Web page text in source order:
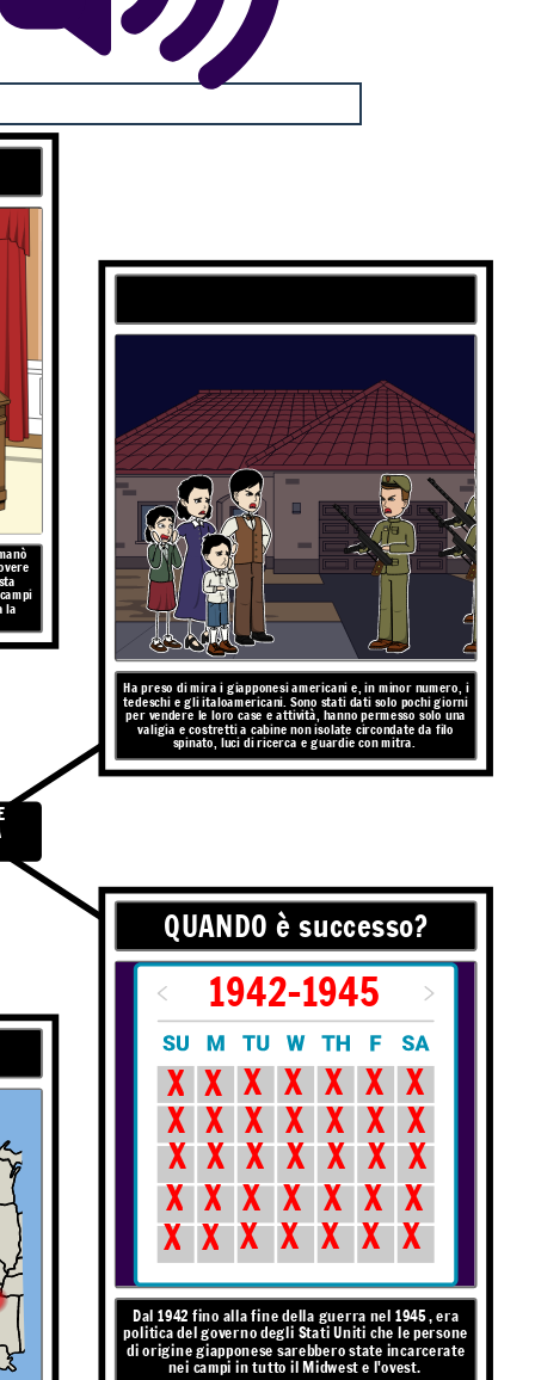
QUANDO è successo?
la
Ha preso di mira i giapponesi americani e, in minor numero, i
tedeschi e gli italoamericani. Sono stati dati solo pochi giorni
per vendere le loro case e attività, hanno permesso solo una
valigia e costretti a cabine non isolate circondate da filo
spinato, luci di ricerca e guardie con mitra.
Dal 1942 fino alla fine della guerra nel 1945, era
politica del governo degli Stati Uniti che le persone
di origine giapponese sarebbero state incarcerate
nei campi in tutto il Midwest e l'ovest.
1942-1945
X X X X X X X
X X X X X X X
X X X X X X X
X X X X X X X
X X X X X X X